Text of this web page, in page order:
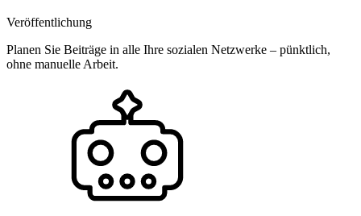
Veröffentlichung
Planen Sie Beiträge in alle Ihre sozialen Netzwerke – pünktlich,
ohne manuelle Arbeit.